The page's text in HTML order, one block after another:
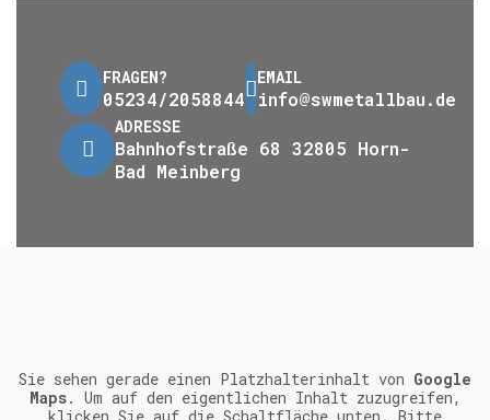
FRAGEN?
05234/2058844
EMAIL
info@swmetallbau.de
ADRESSE
Bahnhofstraße 68 32805 Horn-
Bad Meinberg
Sie sehen gerade einen Platzhalterinhalt von Google
Maps. Um auf den eigentlichen Inhalt zuzugreifen,
klicken Sie auf die Schaltfläche unten. Bitte